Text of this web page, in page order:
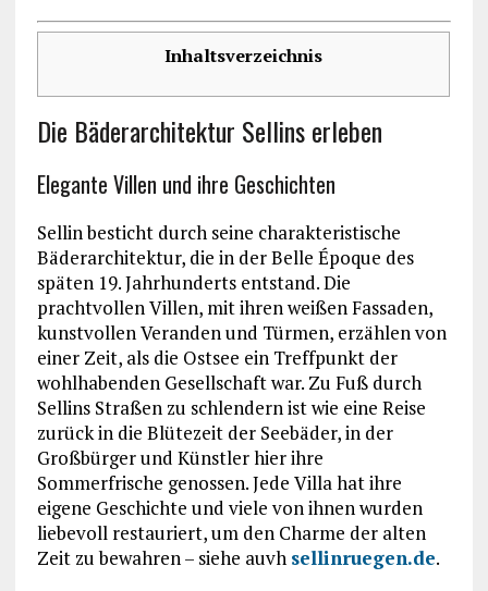
Inhaltsverzeichnis
Die Bäderarchitektur Sellins erleben
Elegante Villen und ihre Geschichten
Sellin besticht durch seine charakteristische
Bäderarchitektur, die in der Belle Époque des
späten 19. Jahrhunderts entstand. Die
prachtvollen Villen, mit ihren weißen Fassaden,
kunstvollen Veranden und Türmen, erzählen von
einer Zeit, als die Ostsee ein Treffpunkt der
wohlhabenden Gesellschaft war. Zu Fuß durch
Sellins Straßen zu schlendern ist wie eine Reise
zurück in die Blütezeit der Seebäder, in der
Großbürger und Künstler hier ihre
Sommerfrische genossen. Jede Villa hat ihre
eigene Geschichte und viele von ihnen wurden
liebevoll restauriert, um den Charme der alten
Zeit zu bewahren – siehe auvh sellinruegen.de.